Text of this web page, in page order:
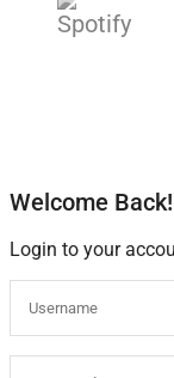
Welcome Back!
Login to your